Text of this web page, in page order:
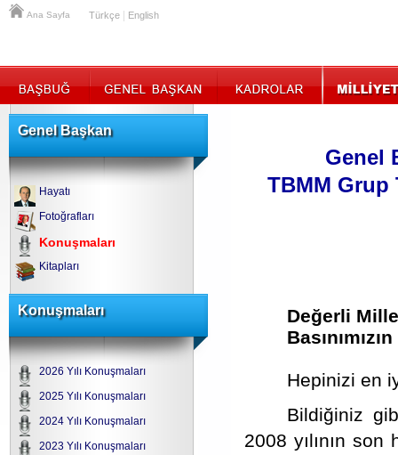
Ana Sayfa Türkçe English
Genel Başkan
Hayatı
Fotoğrafları
Konuşmaları
Kitapları
Konuşmaları
2026 Yılı Konuşmaları
2025 Yılı Konuşmaları
2024 Yılı Konuşmaları
2023 Yılı Konuşmaları
Genel
TBMM Grup
Değerli
Hepinizi en
Bildiğiniz
2008 yılının